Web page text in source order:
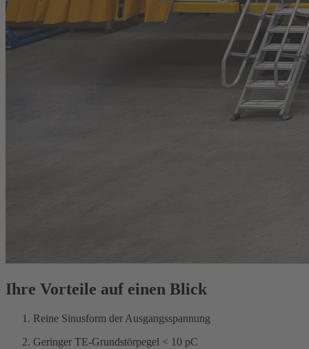
Ihre Vorteile auf einen Blick
Reine Sinusform der Ausgangsspannung
Geringer TE-Grundstörpegel < 10 pC